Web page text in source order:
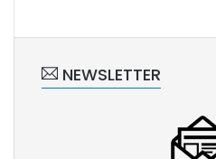
NEWSLETTER